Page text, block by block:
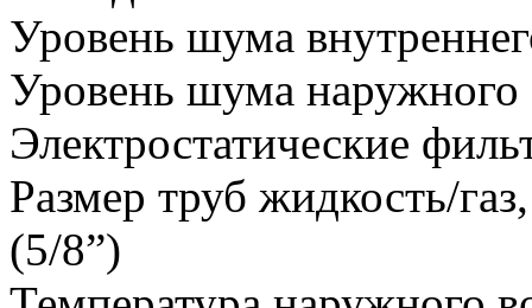
Уровень шума
Уровень шума наружного
Электростатические
Размер труб жидкость/
(5/8”)